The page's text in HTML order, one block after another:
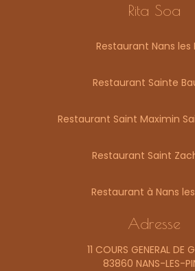
Rita Soa
Restaurant Nans les
Restaurant Sainte
Restaurant Saint Maximin
Restaurant Saint
Restaurant à Nans
Adresse
11 COURS GENERAL DE
83860 NANS-LES-